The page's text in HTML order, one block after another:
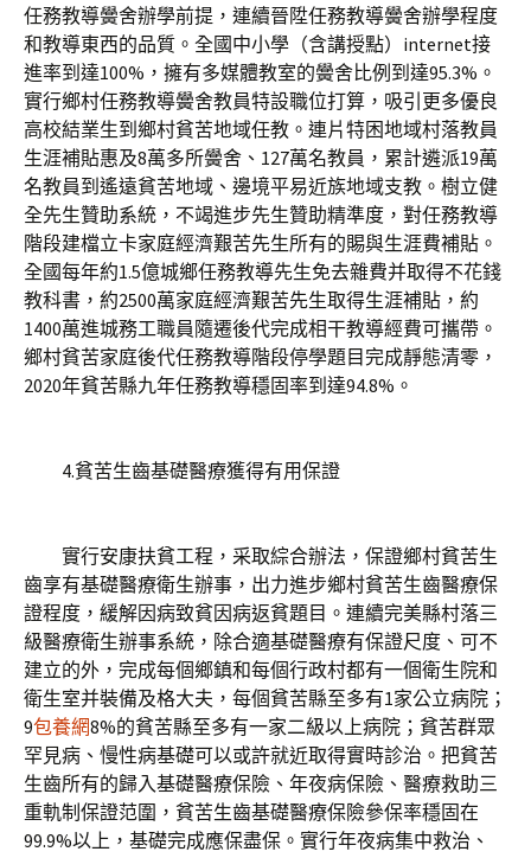
任務教導黌舍辦學前提，連續晉陞任務教導黌舍辦學程度
和教導東西的品質。全國中小學（含講授點）internet接
進率到達100%，擁有多媒體教室的黌舍比例到達95.3%。
實行鄉村任務教導黌舍教員特設職位打算，吸引更多優良
高校結業生到鄉村貧苦地域任教。連片特困地域村落教員
生涯補貼惠及8萬多所黌舍、127萬名教員，累計遴派19萬
名教員到遙遠貧苦地域、邊境平易近族地域支教。樹立健
全先生贊助系統，不竭進步先生贊助精準度，對任務教導
階段建檔立卡家庭經濟艱苦先生所有的賜與生涯費補貼。
全國每年約1.5億城鄉任務教導先生免去雜費并取得不花錢
教科書，約2500萬家庭經濟艱苦先生取得生涯補貼，約
1400萬進城務工職員隨遷後代完成相干教導經費可攜帶。
鄉村貧苦家庭後代任務教導階段停學題目完成靜態清零，
2020年貧苦縣九年任務教導穩固率到達94.8%。
4.貧苦生齒基礎醫療獲得有用保證
實行安康扶貧工程，采取綜合辦法，保證鄉村貧苦生
齒享有基礎醫療衛生辦事，出力進步鄉村貧苦生齒醫療保
證程度，緩解因病致貧因病返貧題目。連續完美縣村落三
級醫療衛生辦事系統，除合適基礎醫療有保證尺度、可不
建立的外，完成每個鄉鎮和每個行政村都有一個衛生院和
衛生室并裝備及格大夫，每個貧苦縣至多有1家公立病院；
9包養網8%的貧苦縣至多有一家二級以上病院；貧苦群眾
罕見病、慢性病基礎可以或許就近取得實時診治。把貧苦
生齒所有的歸入基礎醫療保險、年夜病保險、醫療救助三
重軌制保證范圍，貧苦生齒基礎醫療保險參保率穩固在
99.9%以上，基礎完成應保盡保。實行年夜病集中救治、